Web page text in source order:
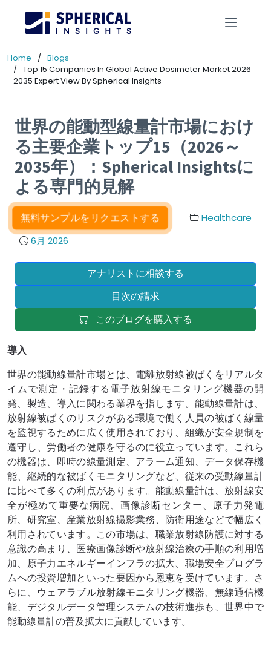
Home
Blogs
Top 15 Companies In Global Active Dosimeter Market 2026
2035 Expert View By Spherical Insights
世界の能動型線量計市場におけ
る主要企業トップ15（2026～
2035年）：Spherical Insightsに
よる専門的見解
無料サンプルをリクエストする
Healthcare
6月 2026
アナリストに相談する
目次の請求
このブログを購入する
導入
世界の能動線量計市場とは、電離放射線被ばくをリアルタ
イムで測定・記録する電子放射線モニタリング機器の開
発、製造、導入に関わる業界を指します。能動線量計は、
放射線被ばくのリスクがある環境で働く人員の被ばく線量
を監視するために広く使用されており、組織が安全規制を
遵守し、労働者の健康を守るのに役立っています。これら
の機器は、即時の線量測定、アラーム通知、データ保存機
能、継続的な被ばくモニタリングなど、従来の受動線量計
に比べて多くの利点があります。能動線量計は、放射線安
全が極めて重要な病院、画像診断センター、原子力発電
所、研究室、産業放射線撮影業務、防衛用途などで幅広く
利用されています。この市場は、職業放射線防護に対する
意識の高まり、医療画像診断や放射線治療の手順の利用増
加、原子力エネルギーインフラの拡大、職場安全プログラ
ムへの投資増加といった要因から恩恵を受けています。さ
らに、ウェアラブル放射線モニタリング機器、無線通信機
能、デジタルデータ管理システムの技術進歩も、世界中で
能動線量計の普及拡大に貢献しています。